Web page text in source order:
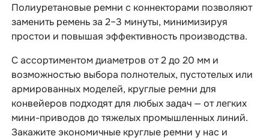
Полиуретановые ремни с коннекторами позволяют
заменить ремень за 2–3 минуты, минимизируя
простои и повышая эффективность производства.
С ассортиментом диаметров от 2 до 20 мм и
возможностью выбора полнотелых, пустотелых или
армированных моделей, круглые ремни для
конвейеров подходят для любых задач — от легких
мини-приводов до тяжелых промышленных линий.
Закажите экономичные круглые ремни у нас и